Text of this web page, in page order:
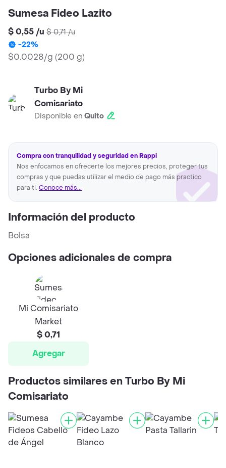
Sumesa Fideo Lazito
$ 0,55 /u $ 0,71/u
-22%
$0.0028/g (200 g)
Turbo By Mi
Comisariato
Disponible en Quito
Compra con tranquilidad y seguridad en Rappi
Nos enfocamos en ofrecerte los mejores precios, proteger tus
compras y que puedas utilizar el medio de pago más practico
para ti. Conoce más...
Información del producto
Bolsa
Opciones adicionales de compra
Mi Comisariato
Market
$ 0,71
Agregar
Productos similares en Turbo By Mi
Comisariato